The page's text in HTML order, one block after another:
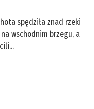
spędziła znad rzeki
wschodnim brzegu, a